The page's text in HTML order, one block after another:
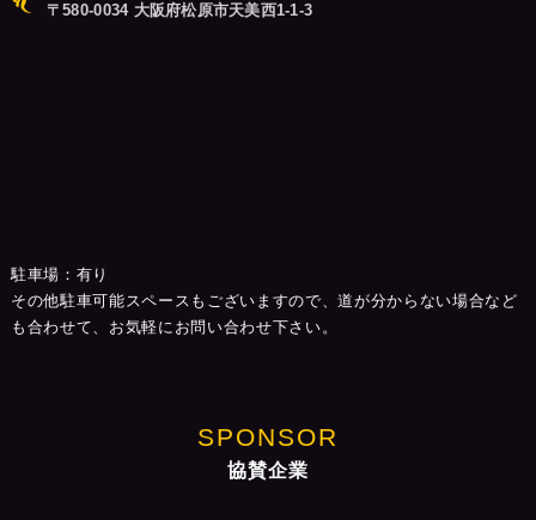
〒580-0034 大阪府松原市天美西1-1-3
駐車場：有り
その他駐車可能スペースもございますので、道が分からない場合など
も合わせて、お気軽にお問い合わせ下さい。
SPONSOR
協賛企業